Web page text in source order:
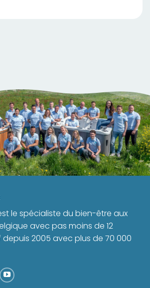
le spécialiste du bien-être aux
avec pas moins de 12
2005 avec plus de 70 000